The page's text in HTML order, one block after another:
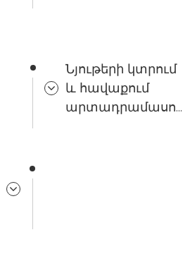
Նյութերի կտրում
և հավաքում
արտադրամասում